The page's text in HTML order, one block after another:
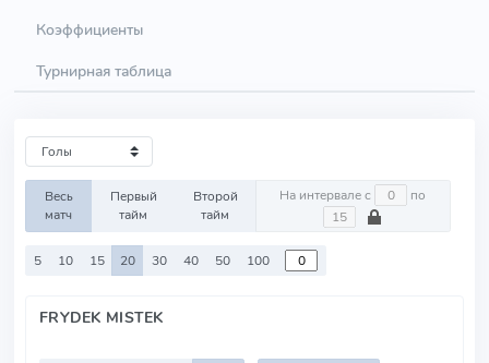
Коэффициенты
Турнирная таблица
Весь
матч
Первый
тайм
Второй
тайм
На интервале с по
5 10 15 20 30 40 50 100
FRYDEK MISTEK